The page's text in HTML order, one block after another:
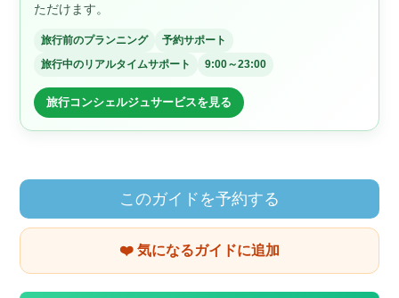
ただけます。
旅行前のプランニング
予約サポート
旅行中のリアルタイムサポート
9:00～23:00
旅行コンシェルジュサービスを見る
このガイドを予約する
❤️ 気になるガイドに追加